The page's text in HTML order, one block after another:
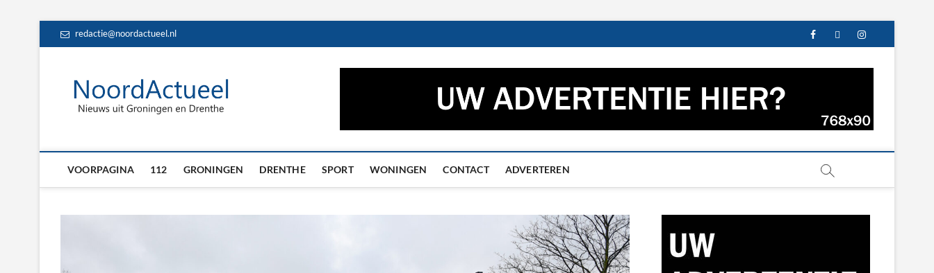
redactie@noordactueel.nl facebooktwitterinstagram
NoordActueel – Het laatste nieuws uit Groningen en
VOORPAGINA 112 GRONINGEN DRENTHE SPORT WONINGEN CONTACT ADVERTEREN